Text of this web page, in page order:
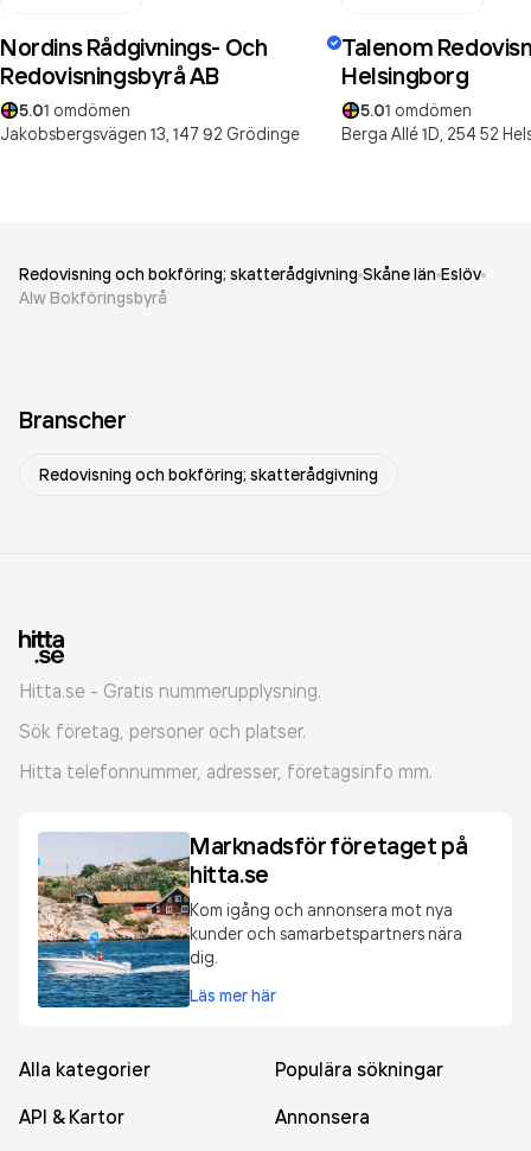
Nordins Rådgivnings- Och
Redovisningsbyrå AB
5.01 omdömen
Jakobsbergsvägen 13, 147 92 Grödinge
Talenom
Helsingborg
5.01 omdömen
Berga Allé 1D, 254 52
Redovisning och bokföring; skatterådgivning Skåne län Eslöv
Alw Bokföringsbyrå
Branscher
Redovisning och bokföring; skatterådgivning
Hitta.se - Gratis nummerupplysning.
Sök företag, personer och platser.
Hitta telefonnummer, adresser, företagsinfo mm.
Marknadsför företaget på
hitta.se
Kom igång och annonsera mot nya
kunder och samarbetspartners nära
dig.
Läs mer här
Alla kategorier
Populära sökningar
API & Kartor
Annonsera